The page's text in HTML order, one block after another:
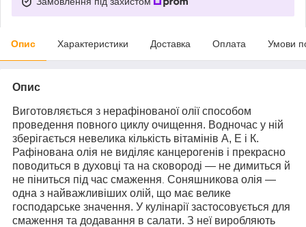
Опис Характеристики Доставка Оплата Умови
Опис
Виготовляється з нерафінованої олії способом
проведення повного циклу очищення. Водночас у ній
зберігається невелика кількість вітамінів А, Е і К.
Рафінована олія не виділяє канцерогенів і прекрасно
поводиться в духовці та на сковороді — не димиться й
не піниться під час смаження Соняшникова олія —
одна з найважливіших олій, що має велике
господарське значення. У кулінарії застосовується для
смаження та додавання в салати. З неї виробляють